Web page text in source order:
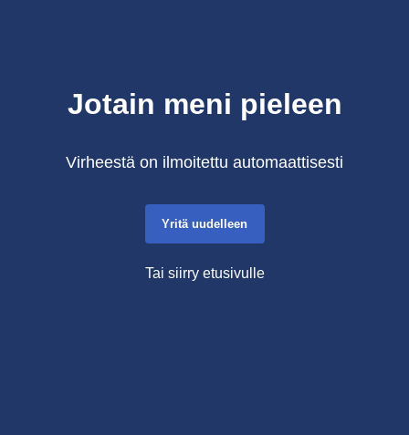
Jotain meni pieleen
Virheestä on ilmoitettu automaattisesti
Yritä uudelleen
Tai siirry etusivulle